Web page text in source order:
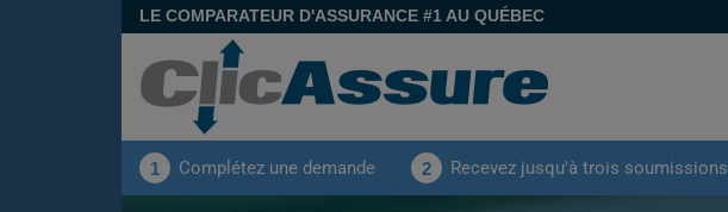
LE COMPARATEUR D'ASSURANCE #1 AU QUÉBEC
1 Complétez une demande 2 Recevez jusqu'à trois soumissions